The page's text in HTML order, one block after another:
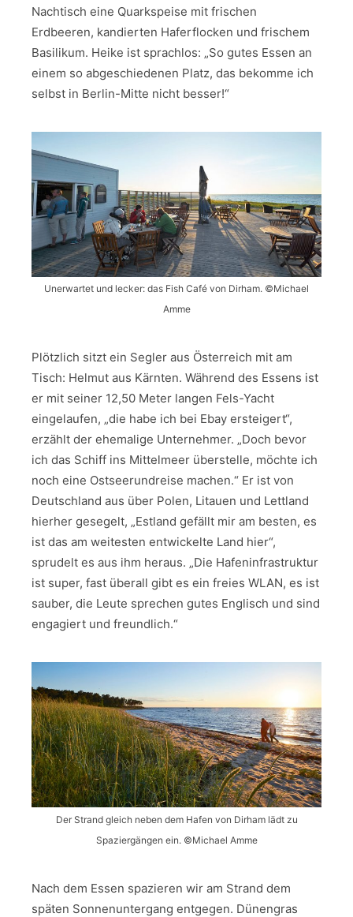
Nachtisch eine Quarkspeise mit frischen
Erdbeeren, kandierten Haferflocken und frischem
Basilikum. Heike ist sprachlos: „So gutes Essen an
einem so abgeschiedenen Platz, das bekomme ich
selbst in Berlin-Mitte nicht besser!“
Unerwartet und lecker: das Fish Café von Dirham. ©Michael
Amme
Plötzlich sitzt ein Segler aus Österreich mit am
Tisch: Helmut aus Kärnten. Während des Essens ist
er mit seiner 12,50 Meter langen Fels-Yacht
eingelaufen, „die habe ich bei Ebay ersteigert“,
erzählt der ehemalige Unternehmer. „Doch bevor
ich das Schiff ins Mittelmeer überstelle, möchte ich
noch eine Ostseerundreise machen.“ Er ist von
Deutschland aus über Polen, Litauen und Lettland
hierher gesegelt, „Estland gefällt mir am besten, es
ist das am weitesten entwickelte Land hier“,
sprudelt es aus ihm heraus. „Die Hafeninfrastruktur
ist super, fast überall gibt es ein freies WLAN, es ist
sauber, die Leute sprechen gutes Englisch und sind
engagiert und freundlich.“
Der Strand gleich neben dem Hafen von Dirham lädt zu
Spaziergängen ein. ©Michael Amme
Nach dem Essen spazieren wir am Strand dem
späten Sonnenuntergang entgegen. Dünengras